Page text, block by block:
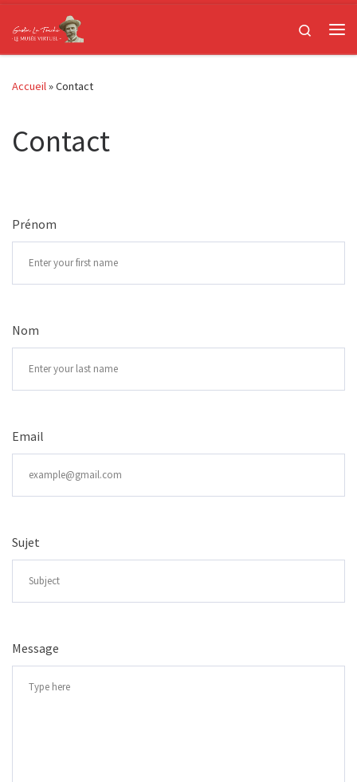
Passer au contenu
Search
Accueil»Contact
Contact
Prénom
Nom
Email
Sujet
Message